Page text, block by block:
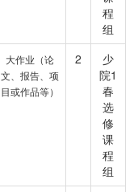
程
组
大作业（论
文、报告、项
目或作品等）
2
少
院1
春
选
修
课
程
组